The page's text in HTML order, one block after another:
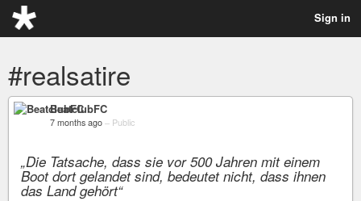
Sign in
#realsatire
BeatclubFC
7 months ago – Public
„Die Tatsache, dass sie vor 500 Jahren mit einem
Boot dort gelandet sind, bedeutet nicht, dass ihnen
das Land gehört“